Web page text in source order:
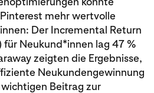
mehr wertvolle
Der Incremental Return
für Neukund*innen lag 47 %
zeigten die Ergebnisse,
Neukundengewinnung
Beitrag zur